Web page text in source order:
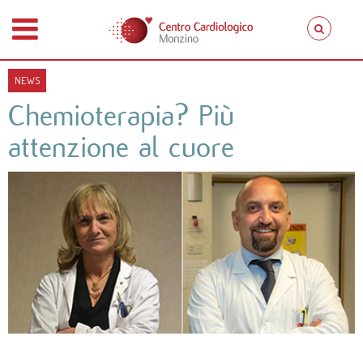
NEWS
Chemioterapia? Più
attenzione al cuore